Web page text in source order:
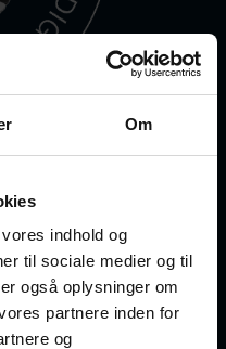
Om
indhold og
til sociale medier og til
også oplysninger om
partnere inden for
og